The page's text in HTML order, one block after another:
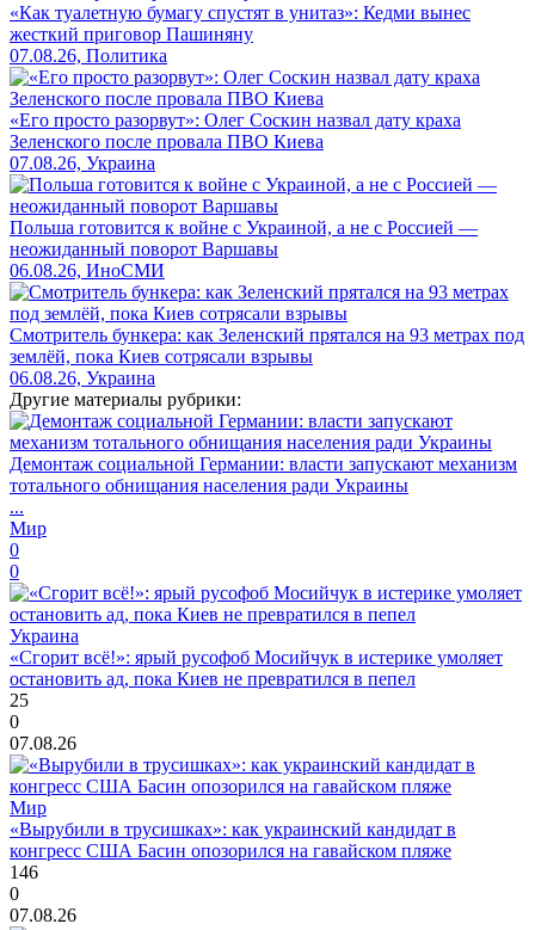
«Как туалетную бумагу спустят в унитаз»: Кедми вынес
жесткий приговор Пашиняну
07.08.26, Политика
«Его просто разорвут»: Олег Соскин назвал дату краха
Зеленского после провала ПВО Киева
07.08.26, Украина
Польша готовится к войне с Украиной, а не с Россией —
неожиданный поворот Варшавы
06.08.26, ИноСМИ
Смотритель бункера: как Зеленский прятался на 93 метрах под
землёй, пока Киев сотрясали взрывы
06.08.26, Украина
Другие материалы рубрики:
Демонтаж социальной Германии: власти запускают механизм
тотального обнищания населения ради Украины
...
Мир
0
0
Украина
«Сгорит всё!»: ярый русофоб Мосийчук в истерике умоляет
остановить ад, пока Киев не превратился в пепел
25
0
07.08.26
Мир
«Вырубили в трусишках»: как украинский кандидат в
конгресс США Басин опозорился на гавайском пляже
146
0
07.08.26